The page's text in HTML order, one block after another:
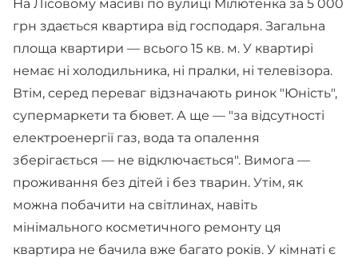
На Лісовому масиві по вулиці Мілютенка за 5 000
грн здається квартира від господаря. Загальна
площа квартири — всього 15 кв. м. У квартирі
немає ні холодильника, ні пралки, ні телевізора.
Втім, серед переваг відзначають ринок "Юність",
супермаркети та бювет. А ще — "за відсутності
електроенергії газ, вода та опалення
зберігається — не відключається". Вимога —
проживання без дітей і без тварин. Утім, як
можна побачити на світлинах, навіть
мінімального косметичного ремонту ця
квартира не бачила вже багато років. У кімнаті є